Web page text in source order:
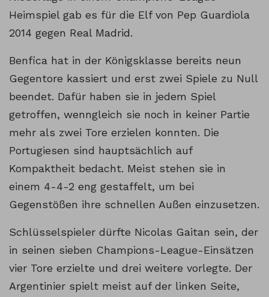
Heimspiel gab es für die Elf von Pep Guardiola
2014 gegen Real Madrid.
Benfica hat in der Königsklasse bereits neun
Gegentore kassiert und erst zwei Spiele zu Null
beendet. Dafür haben sie in jedem Spiel
getroffen, wenngleich sie noch in keiner Partie
mehr als zwei Tore erzielen konnten. Die
Portugiesen sind hauptsächlich auf
Kompaktheit bedacht. Meist stehen sie in
einem 4-4-2 eng gestaffelt, um bei
Gegenstößen ihre schnellen Außen einzusetzen.
Schlüsselspieler dürfte Nicolas Gaitan sein, der
in seinen sieben Champions-League-Einsätzen
vier Tore erzielte und drei weitere vorlegte. Der
Argentinier spielt meist auf der linken Seite,